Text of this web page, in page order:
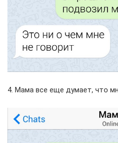
4. Мама все еще думает, что